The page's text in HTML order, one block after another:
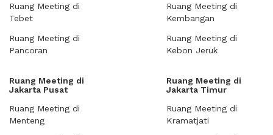
Ruang Meeting di
Tebet
Ruang Meeting di
Pancoran
Ruang Meeting di
Kembangan
Ruang Meeting di
Kebon Jeruk
Ruang Meeting di
Jakarta Pusat
Ruang Meeting di
Menteng
Ruang Meeting di
Jakarta Timur
Ruang Meeting di
Kramatjati